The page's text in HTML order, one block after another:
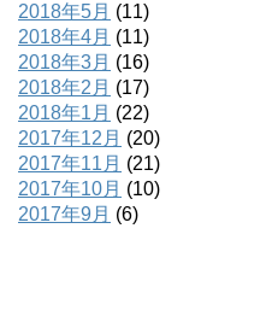
2018年5月 (11)
2018年4月 (11)
2018年3月 (16)
2018年2月 (17)
2018年1月 (22)
2017年12月 (20)
2017年11月 (21)
2017年10月 (10)
2017年9月 (6)